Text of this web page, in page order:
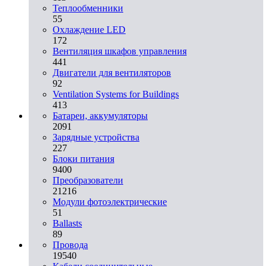
Теплообменники
55
Охлаждение LED
172
Вентиляция шкафов управления
441
Двигатели для вентиляторов
92
Ventilation Systems for Buildings
413
Батареи, аккумуляторы
2091
Зарядные устройства
227
Блоки питания
9400
Преобразователи
21216
Модули фотоэлектрические
51
Ballasts
89
Провода
19540